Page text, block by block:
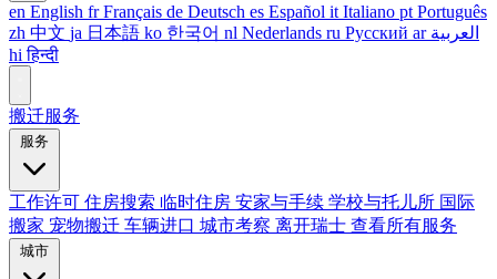
en English fr Français de Deutsch es Español it Italiano pt Português
zh 中文 ja 日本語 ko 한국어 nl Nederlands ru Русский ar العربية
hi हिन्दी
搬迁服务
服务
工作许可 住房搜索 临时住房 安家与手续 学校与托儿所 国际
搬家 宠物搬迁 车辆进口 城市考察 离开瑞士 查看所有服务
城市